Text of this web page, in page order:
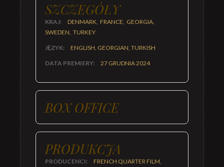
SZCZEGÓŁY
KRAJ:
DENMARK, FRANCE, GEORGIA,
SWEDEN, TURKEY
JĘZYK: ENGLISH, GEORGIAN, TURKISH
DATA PREMIERY: 27 GRUDNIA 2024
BOX OFFICE
PRODUKCJA
PRODUCENCI:
FRENCH QUARTER FILM,